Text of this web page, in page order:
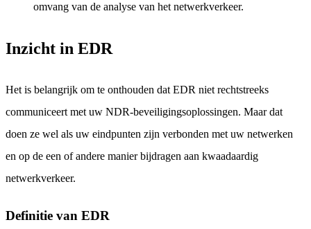
omvang van de analyse van het netwerkverkeer.
Inzicht in EDR
Het is belangrijk om te onthouden dat EDR niet rechtstreeks
communiceert met uw NDR-beveiligingsoplossingen. Maar dat
doen ze wel als uw eindpunten zijn verbonden met uw netwerken
en op de een of andere manier bijdragen aan kwaadaardig
netwerkverkeer.
Definitie van EDR